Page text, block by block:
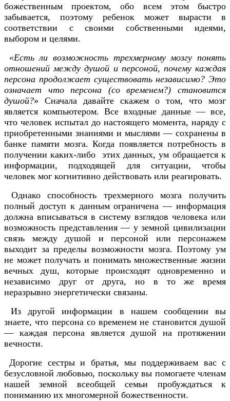
божественным проектом, обо всем этом быстро
забывается, поэтому ребенок может вырасти в
соответствии с своими собственными идеями,
выбором и целями.
«Есть ли возможность трехмерному мозгу понять
отношений между душой и персоной, почему каждая
персона продолжает существовать независимо? Это
означает что персона (со временем?) становится
душой?» Сначала давайте скажем о том, что мозг
является компьютером. Все входные данные — все,
что человек испытал до настоящего момента, наряду с
приобретенными знаниями и мыслями — сохранены в
банке памяти мозга. Когда появляется потребность в
получении каких-либо этих данных, ум обращается к
информации, подходящей для ситуации, чтобы
человек мог когнитивно действовать или реагировать.
Однако способность трехмерного мозга получить
полный доступ к данным ограничена — информация
должна вписываться в систему взглядов человека или
возможность представления — у земной цивилизации
связь между душой и персоной или персонажем
выходит за пределы возможности мозга. Поэтому ум
не может получать и понимать множественные жизни
вечных душ, которые происходят одновременно и
независимо друг от друга, но в то же время
неразрывно энергетически связаны.
Из другой информации в нашем сообщении вы
знаете, что персона со временем не становится душой
— каждая персона является душой на протяжении
вечности.
Дорогие сестры и братья, мы поддерживаем вас с
безусловной любовью, поскольку вы помогаете членам
нашей земной всеобщей семьи пробуждаться к
пониманию их многомерной божественности.